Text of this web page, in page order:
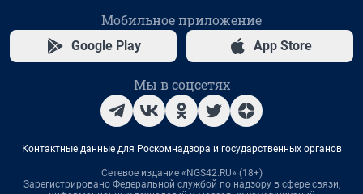
Мобильное приложение
Google Play App Store
Мы в соцсетях
Контактные данные для Роскомнадзора и государственных органов
Сетевое издание «NGS42.RU» (18+)
Зарегистрировано Федеральной службой по надзору в сфере связи,